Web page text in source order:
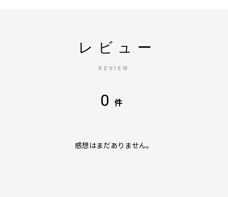
レビュー
REVIEW
0 件
感想はまだありません。